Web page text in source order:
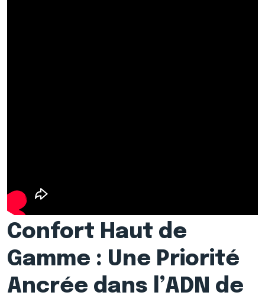
Confort Haut de
Gamme : Une Priorité
Ancrée dans l’ADN de